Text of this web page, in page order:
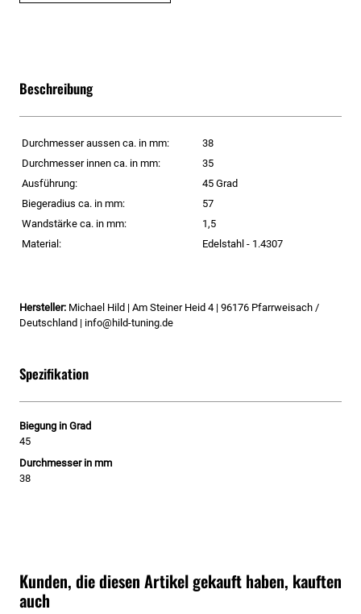
Beschreibung
Durchmesser aussen ca. in mm:
38
Durchmesser innen ca. in mm:
35
Ausführung:
45 Grad
Biegeradius ca. in mm:
57
Wandstärke ca. in mm:
1,5
Material:
Edelstahl - 1.4307
Hersteller: Michael Hild | Am Steiner Heid 4 | 96176 Pfarrweisach /
Deutschland | info@hild-tuning.de
Spezifikation
Biegung in Grad
45
Durchmesser in mm
38
Kunden, die diesen Artikel gekauft haben, kauften
auch